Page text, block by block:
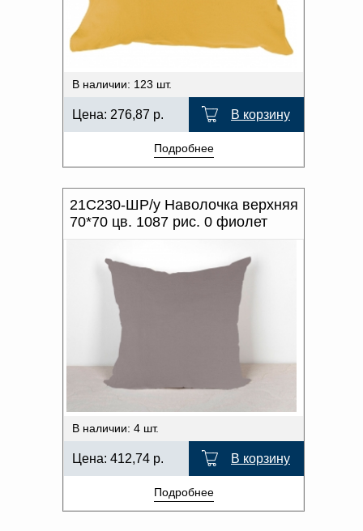
В наличии: 123 шт.
Цена: 276,87 р. В корзину
Подробнее
21С230-ШР/у Наволочка верхняя
70*70 цв. 1087 рис. 0 фиолет
В наличии: 4 шт.
Цена: 412,74 р. В корзину
Подробнее